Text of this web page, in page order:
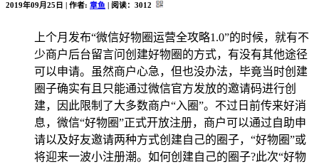
2019年09月25日 | 作者: 章鱼 | 阅读： 3012
上个月发布“微信好物圈运营全攻略1.0”的时候，就有不
少商户后台留言问创建好物圈的方式，有没有其他途径
可以申请。虽然商户心急，但也没办法，毕竟当时创建
圈子确实有且只能通过微信官方发放的邀请码进行创
建，因此限制了大多数商户“入圈”。不过日前传来好消
息，微信“好物圈”正式开放注册，商户可以通过自助申
请以及好友邀请两种方式创建自己的圈子，“好物圈”或
将迎来一波小注册潮。如何创建自己的圈子?此次“好物